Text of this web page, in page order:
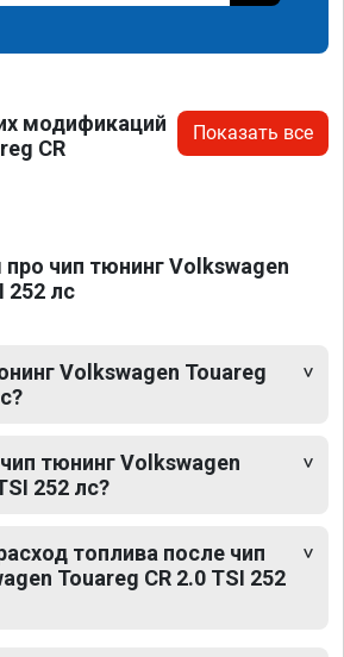
модификаций
CR
Показать все
чип тюнинг Volkswagen
252 лс
Volkswagen Touareg
тюнинг Volkswagen
252 лс?
топлива после чип
Touareg CR 2.0 TSI 252